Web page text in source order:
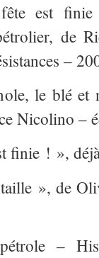
est finie
de
–
le blé et
Nicolino –
finie ! »,
», de
–